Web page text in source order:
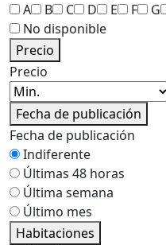
A
B C D E F G
No disponible
Precio
Precio
Fecha de publicación
Fecha de publicación
Indiferente
Últimas 48 horas
Última semana
Último mes
Habitaciones